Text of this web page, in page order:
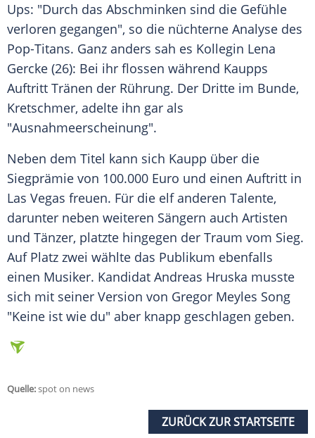
Ups: "Durch das Abschminken sind die Gefühle
verloren gegangen", so die nüchterne Analyse des
Pop-Titans. Ganz anders sah es Kollegin Lena
Gercke (26): Bei ihr flossen während Kaupps
Auftritt Tränen der Rührung. Der Dritte im Bunde,
Kretschmer, adelte ihn gar als
"Ausnahmeerscheinung".
Neben dem Titel kann sich Kaupp über die
Siegprämie von 100.000 Euro und einen Auftritt in
Las Vegas freuen. Für die elf anderen Talente,
darunter neben weiteren Sängern auch Artisten
und Tänzer, platzte hingegen der Traum vom Sieg.
Auf Platz zwei wählte das Publikum ebenfalls
einen Musiker. Kandidat Andreas Hruska musste
sich mit seiner Version von Gregor Meyles Song
"Keine ist wie du" aber knapp geschlagen geben.
Quelle:spot on news
ZURÜCK ZUR STARTSEITE